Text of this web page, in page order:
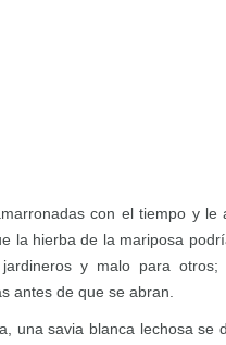
con el tiempo y le
la hierba de la mariposa
y malo para
antes de que se abran.
una savia blanca lechosa se